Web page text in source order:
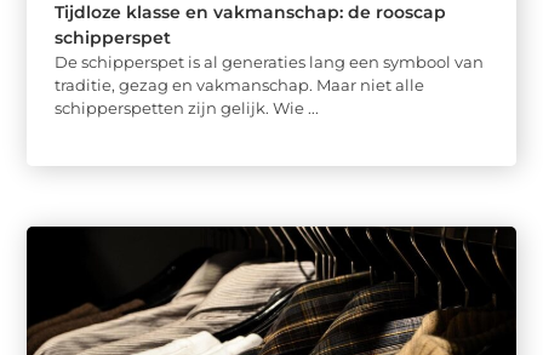
Tijdloze klasse en vakmanschap: de rooscap
schipperspet
De schipperspet is al generaties lang een symbool van
traditie, gezag en vakmanschap. Maar niet alle
schipperspetten zijn gelijk. Wie ...